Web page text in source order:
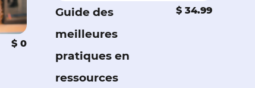
$ 0
Guide des
meilleures
pratiques en
ressources
$ 34.99